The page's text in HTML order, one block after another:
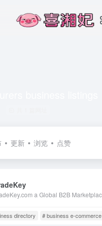
更新 浏览 点赞
directory # business e-commerce